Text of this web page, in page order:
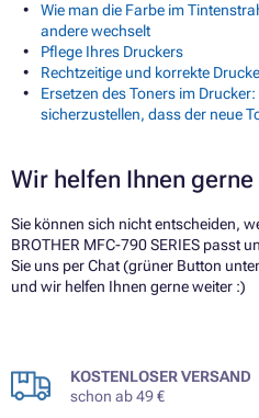
Wie man die Farbe im
andere wechselt
Pflege Ihres Druckers
Rechtzeitige und korrekte
Ersetzen des Toners im
sicherzustellen, dass der neue
Wir helfen Ihnen
Sie können sich nicht entscheiden,
BROTHER MFC-790 SERIES passt
Sie uns per Chat (grüner Button
und wir helfen Ihnen gerne weiter :)
KOSTENLOSER VERSAND
schon ab 49 €